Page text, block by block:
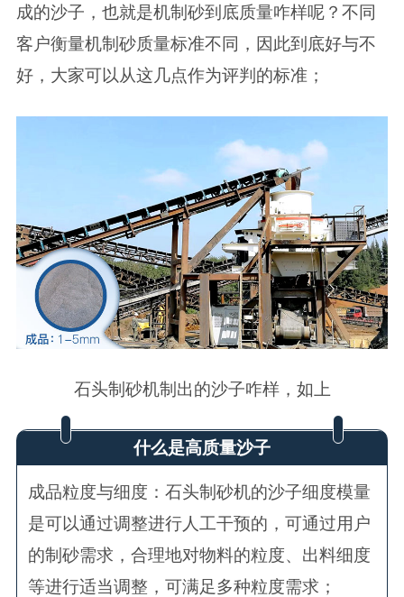
成的沙子，也就是机制砂到底质量咋样呢？不同
客户衡量机制砂质量标准不同，因此到底好与不
好，大家可以从这几点作为评判的标准；
石头制砂机制出的沙子咋样，如上
什么是高质量沙子
成品粒度与细度：石头制砂机的沙子细度模量
是可以通过调整进行人工干预的，可通过用户
的制砂需求，合理地对物料的粒度、出料细度
等进行适当调整，可满足多种粒度需求；